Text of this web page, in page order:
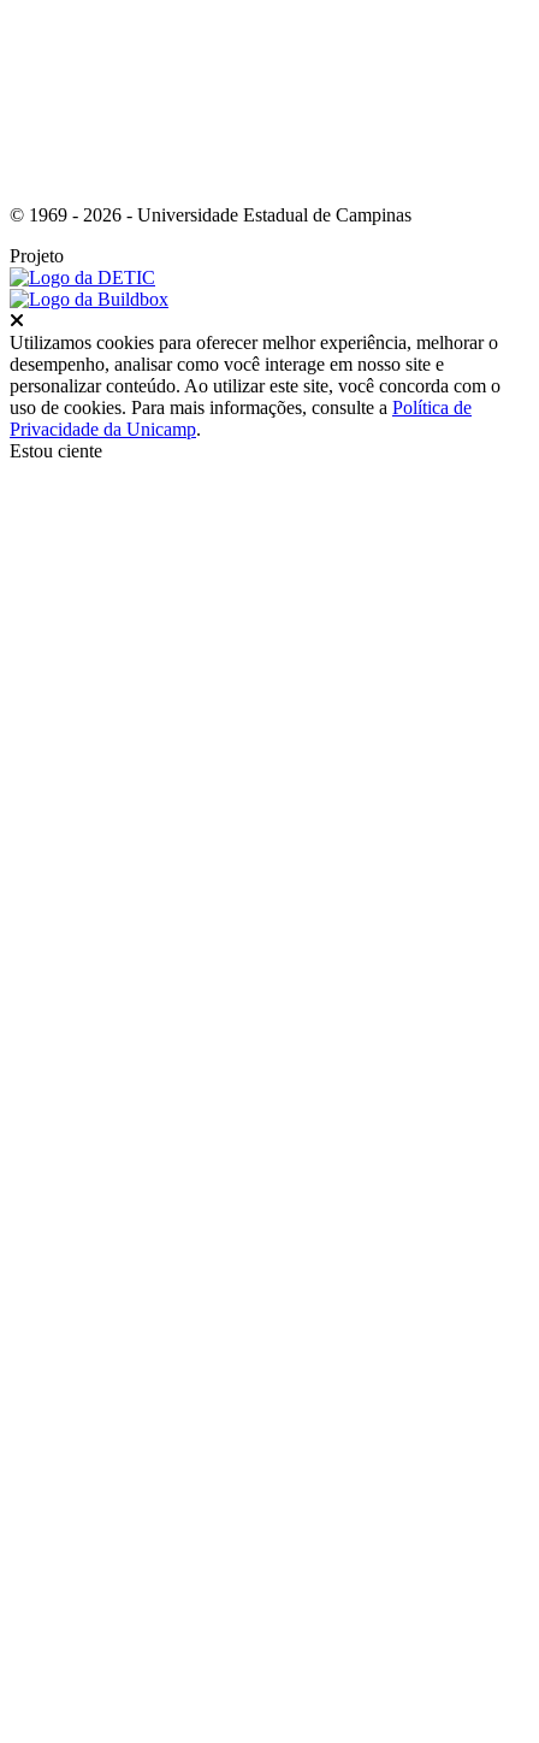
© 1969 - 2026 - Universidade Estadual de Campinas
Projeto
Utilizamos cookies para oferecer melhor experiência, melhorar o
desempenho, analisar como você interage em nosso site e
personalizar conteúdo. Ao utilizar este site, você concorda com o
uso de cookies. Para mais informações, consulte a Política de
Privacidade da Unicamp.
Estou ciente